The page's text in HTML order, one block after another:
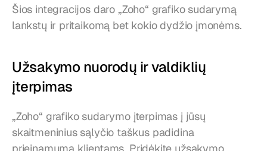
Šios integracijos daro „Zoho“ grafiko sudarymą
lankstų ir pritaikomą bet kokio dydžio įmonėms.
Užsakymo nuorodų ir valdiklių
įterpimas
„Zoho“ grafiko sudarymo įterpimas į jūsų
skaitmeninius sąlyčio taškus padidina
prieinamumą klientams. Pridėkite užsakymo